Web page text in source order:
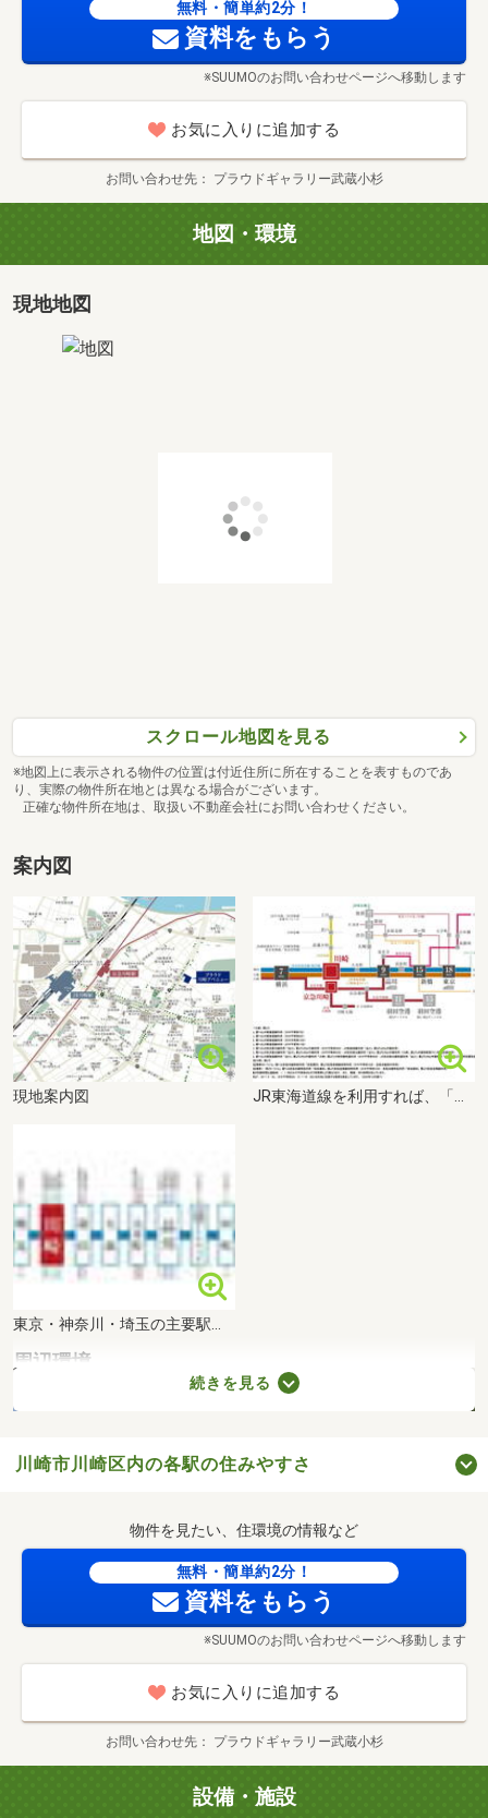
無料・簡単約2分！
資料をもらう
※SUUMOのお問い合わせページへ移動します
お気に入りに追加する
お問い合わせ先 プラウドギャラリー武蔵小杉
地図・環境
現地地図
スクロール地図を見る
※地図上に表示される物件の位置は付近住所に所在することを表すものであ
り、実際の物件所在地とは異なる場合がございます。
正確な物件所在地は、取扱い不動産会社にお問い合わせください。
案内図
現地案内図 JR東海道線を利用すれば、「品川」駅へ1駅9分、「新橋」駅へ2駅15分、「東京」駅へ3駅18分、「横浜」駅へ1駅7分。東京・神奈川を代表するビッグターミナルへアクセス可能です。（交通アクセス図）
東京・神奈川・埼玉の主要駅をつなぎ、乗り換え無しで快適にアクセスできるJR京浜東北線。本数が豊富で、東京方面は10時～14時台すべての運行電車が快速になります。（JR京浜東北線路線図）
周辺環境
続きを見る
川崎市川崎区内の各駅の住みやすさ
物件を見たい、住環境の情報など
無料・簡単約2分！
資料をもらう
※SUUMOのお問い合わせページへ移動します
お気に入りに追加する
お問い合わせ先 プラウドギャラリー武蔵小杉
設備・施設